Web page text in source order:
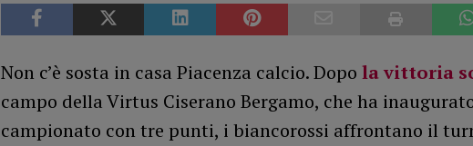
Non c’è sosta in casa Piacenza calcio. Dopo la vittoria
campo della Virtus Ciserano Bergamo, che ha
campionato con tre punti, i biancorossi affrontano il